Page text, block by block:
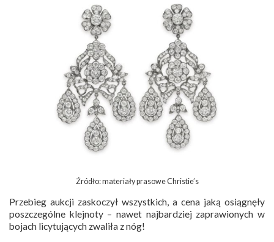
Źródło: materiały prasowe Christie’s
Przebieg aukcji zaskoczył wszystkich, a cena jaką osiągnęły
poszczególne klejnoty – nawet najbardziej zaprawionych w
bojach licytujących zwaliła z nóg!